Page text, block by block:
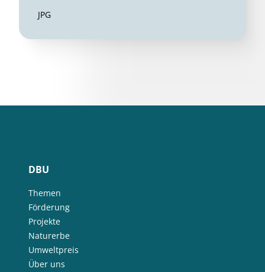
JPG
DBU
Themen
Förderung
Projekte
Naturerbe
Umweltpreis
Über uns